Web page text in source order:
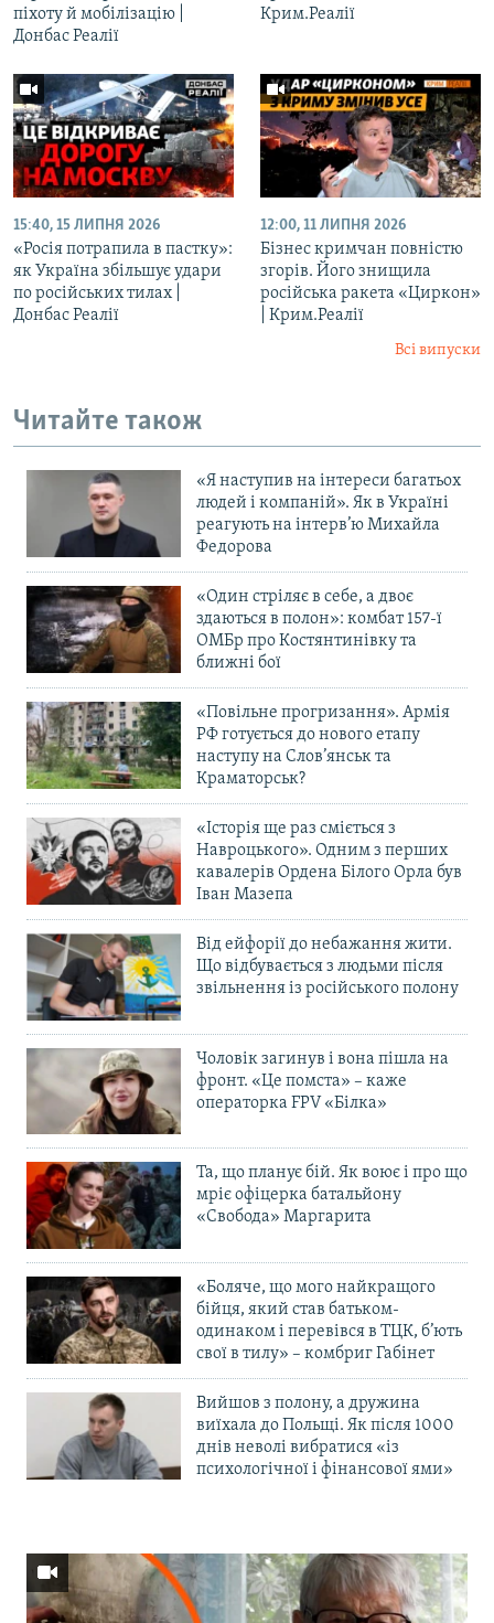
піхоту й мобілізацію |
Донбас Реалії
Крим.Реалії
15:40, 15 ЛИПНЯ 2026
«Росія потрапила в пастку»:
як Україна збільшує удари
по російських тилах |
Донбас Реалії
12:00, 11 ЛИПНЯ 2026
Бізнес кримчан повністю
згорів. Його знищила
російська ракета «Циркон»
| Крим.Реалії
Всі випуски
Читайте також
«Я наступив на інтереси багатьох
людей і компаній». Як в Україні
реагують на інтерв’ю Михайла
Федорова
«Один стріляє в себе, а двоє
здаються в полон»: комбат 157-ї
ОМБр про Костянтинівку та
ближні бої
«Повільне прогризання». Армія
РФ готується до нового етапу
наступу на Слов’янськ та
Краматорськ?
«Історія ще раз сміється з
Навроцького». Одним з перших
кавалерів Ордена Білого Орла був
Іван Мазепа
Від ейфорії до небажання жити.
Що відбувається з людьми після
звільнення із російського полону
Чоловік загинув і вона пішла на
фронт. «Це помста» – каже
операторка FPV «Білка»
Та, що планує бій. Як воює і про що
мріє офіцерка батальйону
«Свобода» Маргарита
«Боляче, що мого найкращого
бійця, який став батьком-
одинаком і перевівся в ТЦК, б’ють
свої в тилу» – комбриг Габінет
Вийшов з полону, а дружина
виїхала до Польщі. Як після 1000
днів неволі вибратися «із
психологічної і фінансової ями»